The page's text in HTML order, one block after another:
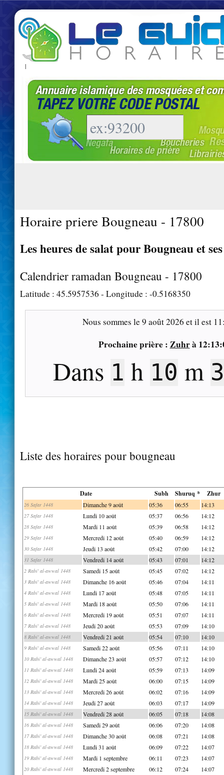
|
Horaire priere Bougneau - 17800
Les heures de salat pour Bougneau et
Calendrier ramadan Bougneau - 17800
Latitude : 45.5957536 - Longitude : -0.5168350
Nous sommes le9 août 2026 et il est
Prochaine prière : Zuhrà
Dans 1 h 10 m
Liste des horaires pour bougneau
Date Subh Shuruq * Zhur
26 Safar 1448 Dimanche 9 août 05:36 06:55 14:13
27 Safar 1448 Lundi 10 août 05:37 06:56 14:12
28 Safar 1448 Mardi 11 août 05:39 06:58 14:12
29 Safar 1448 Mercredi 12 août 05:40 06:59 14:12
30 Safar 1448 Jeudi 13 août 05:42 07:00 14:12
31 Safar 1448 Vendredi 14 août 05:43 07:01 14:12
2 Rabi' al-awwal 1448 Samedi 15 août 05:45 07:02 14:12
3 Rabi' al-awwal 1448 Dimanche 16 août 05:46 07:04 14:11
4 Rabi' al-awwal 1448 Lundi 17 août 05:48 07:05 14:11
5 Rabi' al-awwal 1448 Mardi 18 août 05:50 07:06 14:11
6 Rabi' al-awwal 1448 Mercredi 19 août 05:51 07:07 14:11
7 Rabi' al-awwal 1448 Jeudi 20 août 05:53 07:09 14:10
8 Rabi' al-awwal 1448 Vendredi 21 août 05:54 07:10 14:10
9 Rabi' al-awwal 1448 Samedi 22 août 05:56 07:11 14:10
10 Rabi' al-awwal 1448 Dimanche 23 août 05:57 07:12 14:10
11 Rabi' al-awwal 1448 Lundi 24 août 05:59 07:13 14:09
12 Rabi' al-awwal 1448 Mardi 25 août 06:00 07:15 14:09
13 Rabi' al-awwal 1448 Mercredi 26 août 06:02 07:16 14:09
14 Rabi' al-awwal 1448 Jeudi 27 août 06:03 07:17 14:09
15 Rabi' al-awwal 1448 Vendredi 28 août 06:05 07:18 14:08
16 Rabi' al-awwal 1448 Samedi 29 août 06:06 07:20 14:08
17 Rabi' al-awwal 1448 Dimanche 30 août 06:08 07:21 14:08
18 Rabi' al-awwal 1448 Lundi 31 août 06:09 07:22 14:07
19 Rabi' al-awwal 1448 Mardi 1 septembre 06:11 07:23 14:07
20 Rabi' al-awwal 1448 Mercredi 2 septembre 06:12 07:24 14:07